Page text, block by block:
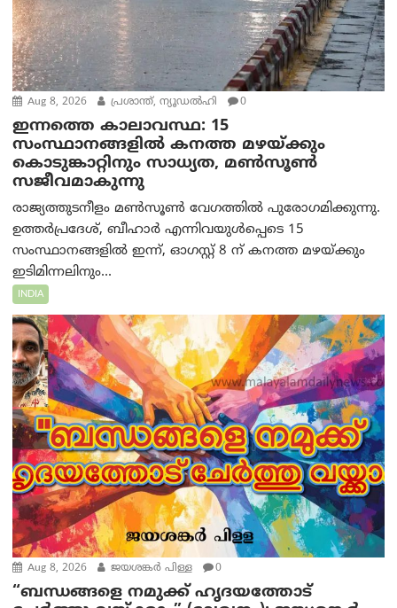
Aug 8, 2026 പ്രശാന്ത്, ന്യൂഡല്‍ഹി 0
ഇന്നത്തെ കാലാവസ്ഥ: 15
സംസ്ഥാനങ്ങളിൽ കനത്ത മഴയ്ക്കും
കൊടുങ്കാറ്റിനും സാധ്യത, മൺസൂൺ
സജീവമാകുന്നു
രാജ്യത്തുടനീളം മൺസൂൺ വേഗത്തിൽ പുരോഗമിക്കുന്നു.
ഉത്തർപ്രദേശ്, ബീഹാർ എന്നിവയുൾപ്പെടെ 15
സംസ്ഥാനങ്ങളിൽ ഇന്ന്, ഓഗസ്റ്റ് 8 ന് കനത്ത മഴയ്ക്കും
ഇടിമിന്നലിനും...
INDIA
Aug 8, 2026 ജയശങ്കര്‍ പിള്ള 0
“ബന്ധങ്ങളെ നമുക്ക് ഹൃദയത്തോട്